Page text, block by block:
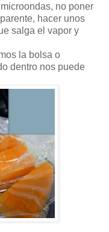
no poner
hacer unos
salga el vapor y
la bolsa o
dentro nos puede